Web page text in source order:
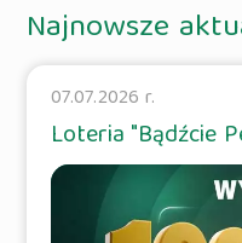
Najnowsze
07.07.2026 r.
Loteria "Bądźcie